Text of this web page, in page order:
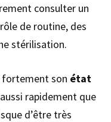
consulter un
de routine, des
stérilisation.
fortement son état
rapidement que
d’être très